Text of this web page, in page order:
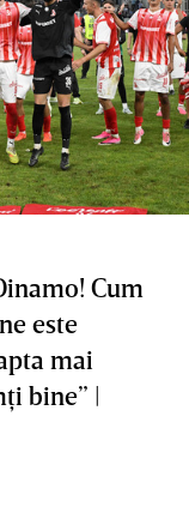
Cum
este
mai
bine” |